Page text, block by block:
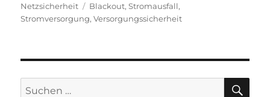
am
Netzsicherheit
Schlagwörter
Blackout,Stromausfall,
Stromversorgung,Versorgungssicherheit
Suche